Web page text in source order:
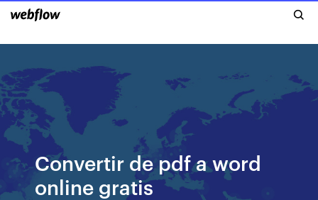
Convertir de pdf a word
online gratis